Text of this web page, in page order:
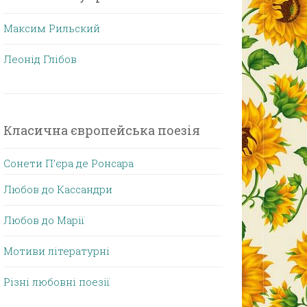
Максим Рильский
Леонід Глібов
Класична європейська поезія
Сонети П’єра де Ронсара
Любов до Кассандри
Любов до Марії
Мотиви літературні
Різні любовні поезії